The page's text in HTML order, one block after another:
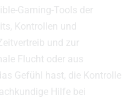
Gaming-Tools der
Kontrollen und
und zur
Flucht oder aus
Gefühl hast, die Kontrolle
Hilfe bei